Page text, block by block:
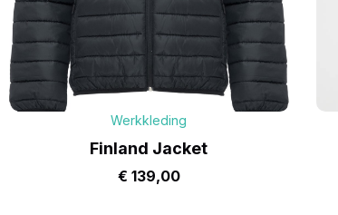
Werkkleding
Finland Jacket
€ 139,00